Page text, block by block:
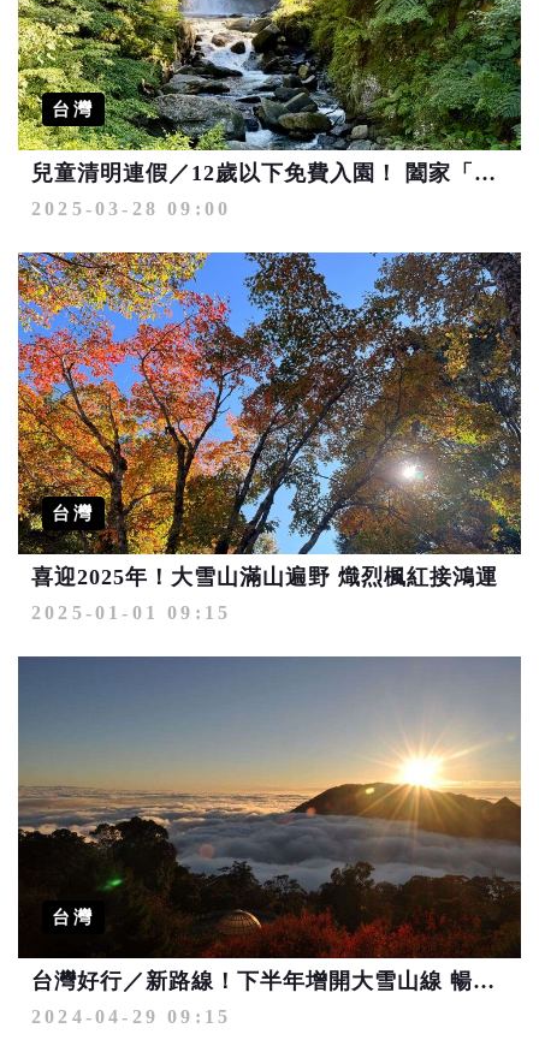
台灣
兒童清明連假／12歲以下免費入園！ 闔家「童」樂國家森林遊樂區
2025-03-28 09:00
台灣
喜迎2025年！大雪山滿山遍野 熾烈楓紅接鴻運
2025-01-01 09:15
台灣
台灣好行／新路線！下半年增開大雪山線 暢遊台中更便利
2024-04-29 09:15